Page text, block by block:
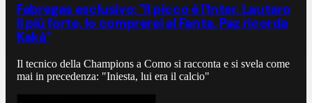
Fabregas esclusivo: "Il picco è l'Inter. Lautaro
il più forte, lo comprerei al Fanta. Paz ricorda
Kakà"
Il tecnico della Champions a Como si racconta e si svela come
mai in precedenza: "Iniesta, lui era il calcio"